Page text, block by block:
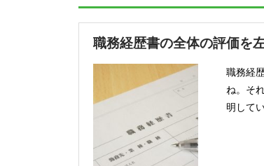
職務経歴書の全体の評価を
職務経
ね。そ
明して